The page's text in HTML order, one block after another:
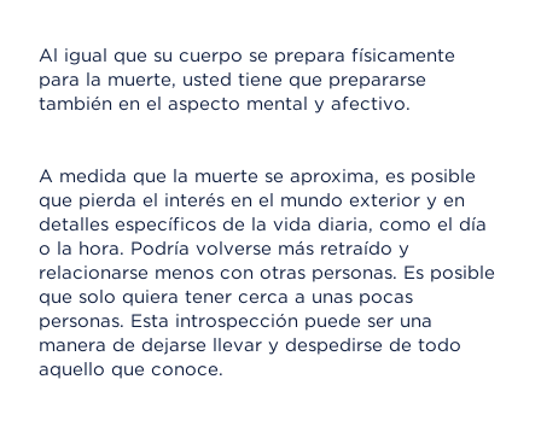
Al igual que su cuerpo se prepara físicamente
para la muerte, usted tiene que prepararse
también en el aspecto mental y afectivo.
A medida que la muerte se aproxima, es posible
que pierda el interés en el mundo exterior y en
detalles específicos de la vida diaria, como el día
o la hora. Podría volverse más retraído y
relacionarse menos con otras personas. Es posible
que solo quiera tener cerca a unas pocas
personas. Esta introspección puede ser una
manera de dejarse llevar y despedirse de todo
aquello que conoce.